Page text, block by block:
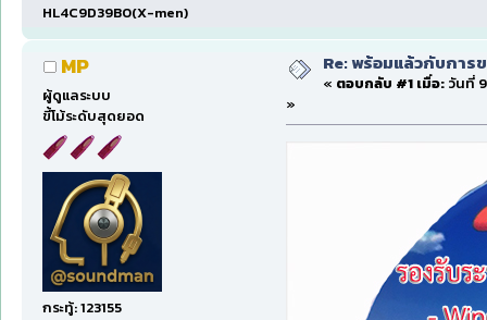
HL4C9D39B0(X-men)
MP
ผู้ดูแลระบบ
ขี้โม้ระดับสุดยอด
กระทู้: 123155
Re: พร้อมแล้วกับการ
« ตอบกลับ #1 เมื่อ:วันที่ 9
»